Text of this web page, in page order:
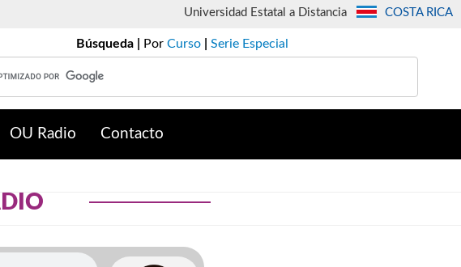
COSTA RICA
Universidad Estatal a Distancia
Búsqueda | Por Curso Serie Especial
OU Radio Contacto